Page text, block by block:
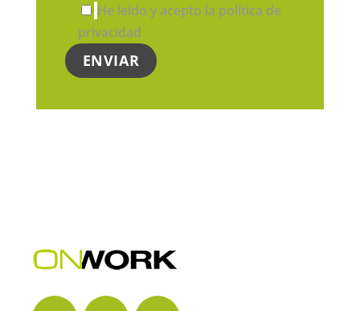
He leído y acepto la política de
privacidad